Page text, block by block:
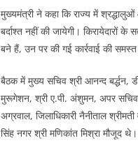
मुख्यमंत्री ने कहा कि राज्य में श्रद्धालुओं
बर्दाश्त नहीं की जायेगी।
बने हैं, उन पर की गई कार्रवाई की समस्त
बैठक में मुख्य सचिव श्री आनन्द बर्द्धन,
मुरूगेशन, श्री ए.पी. अंशुमन, अपर सचिव
अग्रवाल, जिलाधिकारी नैनीताल
सिंह नगर श्री मणिकांत मिश्रा मौजूद थे।